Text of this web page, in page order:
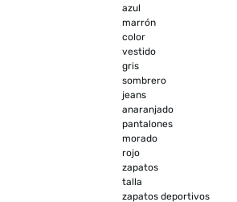
azul
marrón
color
vestido
gris
sombrero
jeans
anaranjado
pantalones
morado
rojo
zapatos
talla
zapatos deportivos